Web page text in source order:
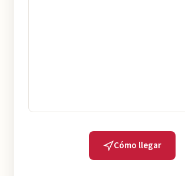
Cómo llegar